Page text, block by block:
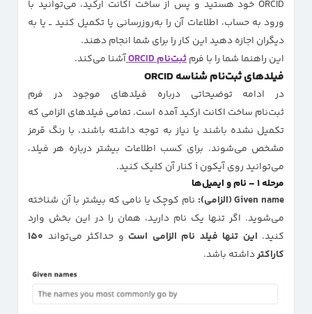
ORCID خود هستید و پس از ساخت اکانت ارکید، می‌توانید با
ورود به حساب، اطلاعات آن را به‌روزرسانی یا تکمیل کنید ــ یا به
دیگران اجازه دهید این کار را برای شما انجام دهند.
این راهنما شما را با فرمثبت‌نام ORCID آشنا می‌کند.
فیلدهای ثبت‌نام شناسه ORCID
در ادامه توضیحاتی درباره فیلدهای موجود در فرم
ثبت‌نام ساخت اکانت ارکید آمده است. تمامی فیلدهای الزامی که
تکمیل نشده باشند یا نیاز به توجه داشته باشند، با رنگ قرمز
مشخص می‌شوند. برای کسب اطلاعات بیشتر درباره هر فیلد،
می‌توانید روی آیکون i کنار آن کلیک کنید.
مرحله ۱ – نام و ایمیل‌ها
Given name (الزامی):
نام کوچک یا نامی که بیشتر با آن شناخته
می‌شوید. اگر تنها یک نام دارید، همان را در این بخش وارد
کنید. این تنها فیلد نام الزامی است و حداکثر می‌تواند ۱۵۰
کاراکترداشته باشد.